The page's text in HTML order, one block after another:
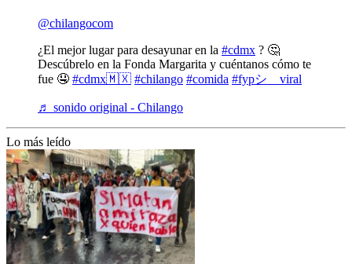
@chilangocom
¿El mejor lugar para desayunar en la #cdmx ? 🤔
Descúbrelo en la Fonda Margarita y cuéntanos cómo te
fue 🤤 #cdmx🇲🇽 #chilango #comida #fypシ゚viral
♬ sonido original - Chilango
Lo más leído